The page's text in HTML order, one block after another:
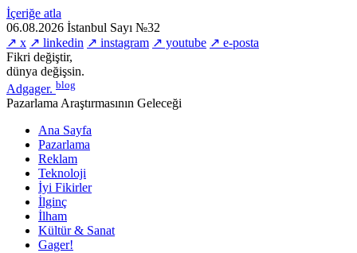
İçeriğe atla
06.08.2026 İstanbul Sayı №32
↗ x ↗ linkedin ↗ instagram ↗ youtube ↗ e-posta
Fikri değiştir,
dünya değişsin.
Adgager. blog
Pazarlama Araştırmasının Geleceği
Ana Sayfa
Pazarlama
Reklam
Teknoloji
İyi Fikirler
İlginç
İlham
Kültür & Sanat
Gager!